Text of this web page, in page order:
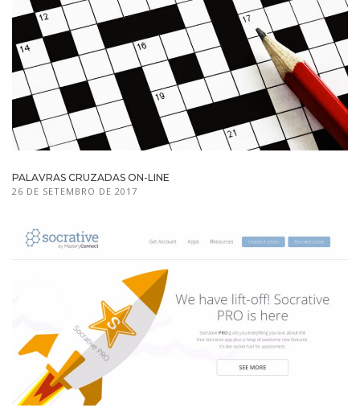
PALAVRAS CRUZADAS ON-LINE
26 DE SETEMBRO DE 2017